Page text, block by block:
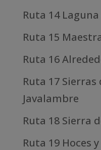
Ruta 14
Ruta 15
Ruta 16
Ruta 17 Sierras
Javalambre
Ruta 18 Sierra
Ruta 19 Hoces